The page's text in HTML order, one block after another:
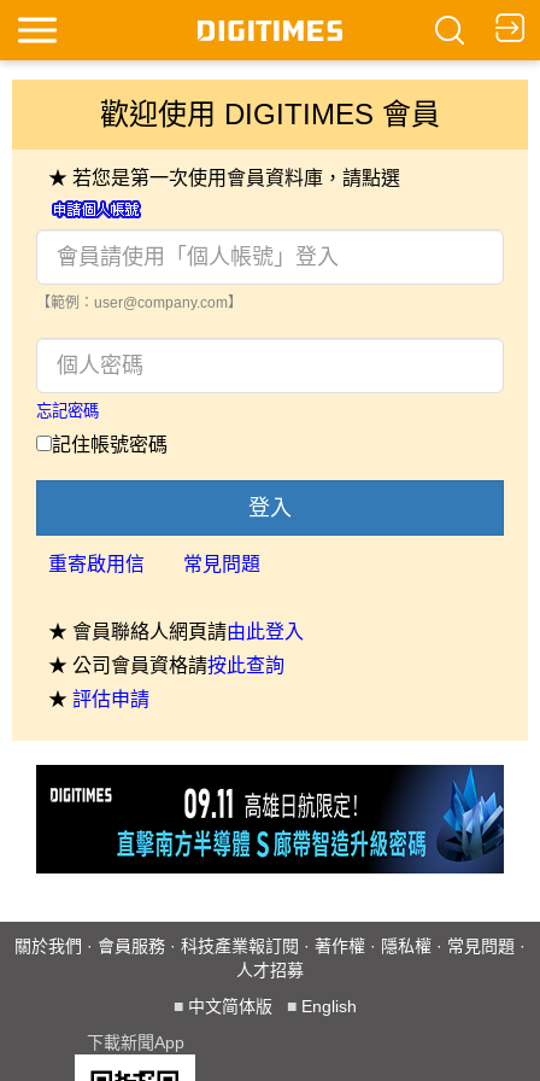
歡迎使用 DIGITIMES 會員
★ 若您是第一次使用會員資料庫，請點選
【範例：user@company.com】
忘記密碼
記住帳號密碼
登入
重寄啟用信 常見問題
★ 會員聯絡人網頁請由此登入
★ 公司會員資格請按此查詢
★ 評估申請
關於我們 · 會員服務 · 科技產業報訂閱 · 著作權 · 隱私權 · 常見問題 ·
人才招募
■ 中文简体版 ■ English
下載新聞App